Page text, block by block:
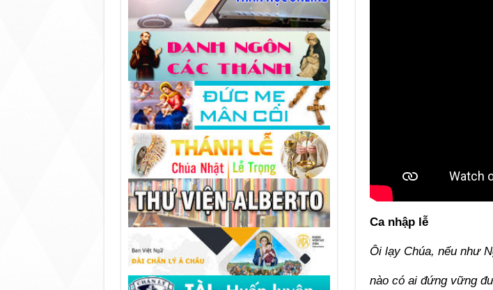
Ca nhập lễ
Ôi lạy Chúa, nếu như
nào có ai đứng vững